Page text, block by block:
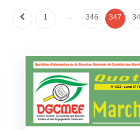
1 … 346 347